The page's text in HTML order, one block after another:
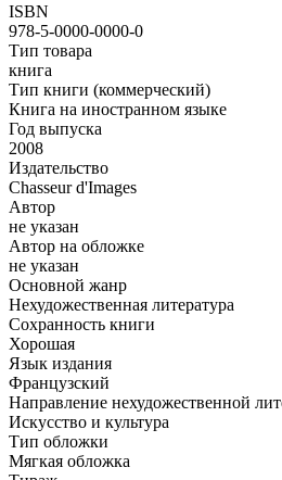
ISBN
978-5-0000-0000-0
Тип товара
книга
Тип книги (коммерческий)
Книга на иностранном языке
Год выпуска
2008
Издательство
Chasseur d'Images
Автор
не указан
Автор на обложке
не указан
Основной жанр
Нехудожественная литература
Сохранность книги
Хорошая
Язык издания
Французский
Направление нехудожественной
Искусство и культура
Тип обложки
Мягкая обложка